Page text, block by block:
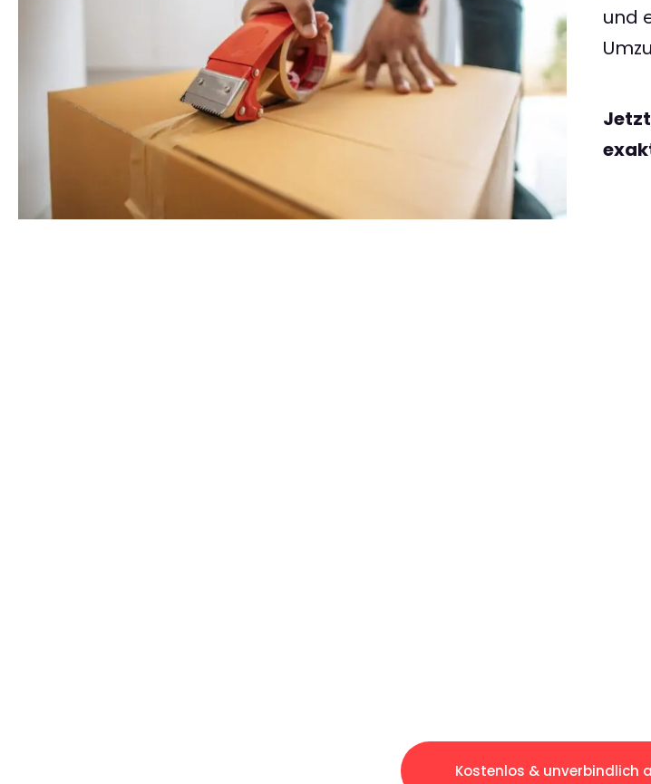
und
Kostenlos & unverbindlich